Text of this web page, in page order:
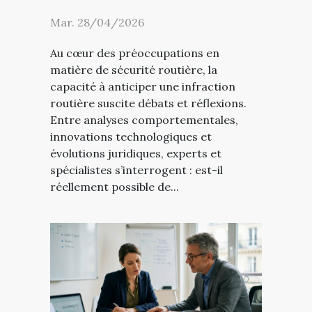
Mar. 28/04/2026
Au cœur des préoccupations en
matière de sécurité routière, la
capacité à anticiper une infraction
routière suscite débats et réflexions.
Entre analyses comportementales,
innovations technologiques et
évolutions juridiques, experts et
spécialistes s’interrogent : est-il
réellement possible de...